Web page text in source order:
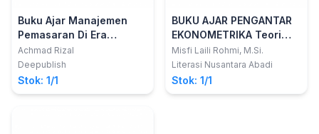
Buku Ajar Manajemen
Pemasaran Di Era
Masyarakat Industri 4.0
Achmad Rizal
Deepublish
Stok: 1/1
BUKU AJAR PENGANTAR
EKONOMETRIKA Teori
dan Praktik
Misfi Laili Rohmi, M.Si.
Literasi Nusantara Abadi
Stok: 1/1